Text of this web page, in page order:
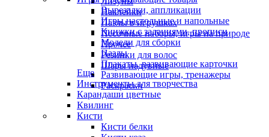
Наклейки
Пазлы в игрушках
Песочные наборы, игры на природе
Прочее
Резинки для волос
Шары надувные
Вырезалки, аппликации
Игры настольные и напольные
Книжки с заданиями, прописи
Модели для сборки
Пазлы
Плакаты, развивающие карточки
Развивающие игры, тренажеры
Раскраски
Еще
Инструменты для творчества
Карандаши цветные
Квилинг
Кисти
Кисти белки